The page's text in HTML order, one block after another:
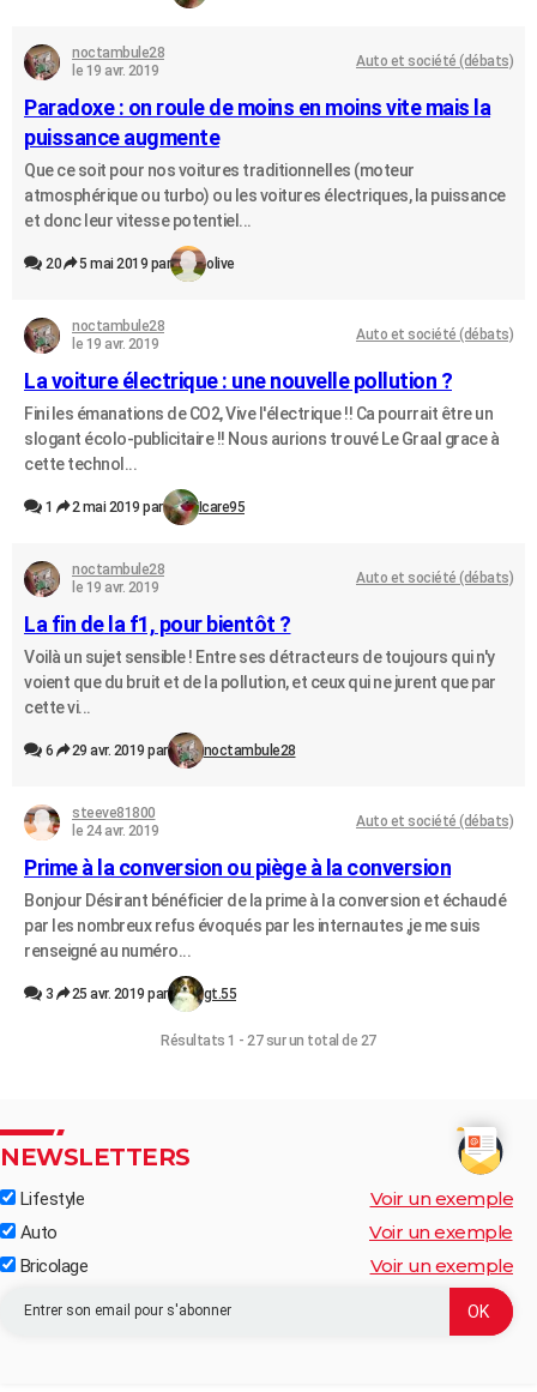
noctambule28
le 19 avr. 2019
Auto et société (débats)
Paradoxe : on roule de moins en moins vite mais la
puissance augmente
Que ce soit pour nos voitures traditionnelles (moteur
atmosphérique ou turbo) ou les voitures électriques, la puissance
et donc leur vitesse potentiel...
20 5 mai 2019 par olive
noctambule28
le 19 avr. 2019
Auto et société (débats)
La voiture électrique : une nouvelle pollution ?
Fini les émanations de CO2, Vive l'électrique !! Ca pourrait être un
slogant écolo-publicitaire !! Nous aurions trouvé Le Graal grace à
cette technol...
1 2 mai 2019 par Icare95
noctambule28
le 19 avr. 2019
Auto et société (débats)
La fin de la f1, pour bientôt ?
Voilà un sujet sensible ! Entre ses détracteurs de toujours qui n'y
voient que du bruit et de la pollution, et ceux qui ne jurent que par
cette vi...
6 29 avr. 2019 par noctambule28
steeve81800
le 24 avr. 2019
Auto et société (débats)
Prime à la conversion ou piège à la conversion
Bonjour Désirant bénéficier de la prime à la conversion et échaudé
par les nombreux refus évoqués par les internautes ,je me suis
renseigné au numéro...
3 25 avr. 2019 par gt.55
Résultats 1 - 27 sur un total de 27
NEWSLETTERS
Lifestyle Voir un exemple
Auto Voir un exemple
Bricolage Voir un exemple